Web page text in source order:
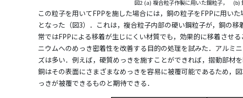
図2 (a) 複合粒子作製に用いた鋼粒子， (b)
この粒子を用いてFPPを施した場合には，銅の粒子をFPPに用い
となった（図3）．これは，複合粒子内部の硬い鋼粒子が，銅の
常ではFPPによる移着が生じにくい材質でも，効果的に移着させ
ニウムへのめっき密着性を改善する目的の処理を試みた．アルミ
ズは多い．例えば，硬質めっきを施すことができれば，摺動部材
銅はその表面にさまざまなめっきを容易に被覆可能であるため，
っきが被覆できるものと期待できる．